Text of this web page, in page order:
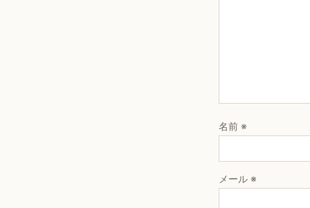
名前 ※
メール ※